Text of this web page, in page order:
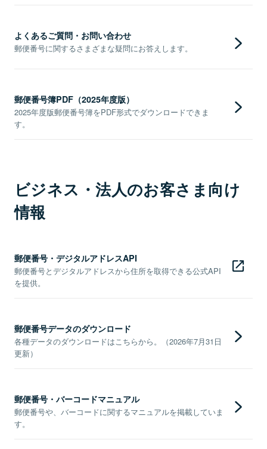
よくあるご質問・お問い合わせ
郵便番号に関するさまざまな疑問にお答えします。
郵便番号簿PDF（2025年度版）
2025年度版郵便番号簿をPDF形式でダウンロードできま
す。
ビジネス・法人のお客さま向け
情報
郵便番号・デジタルアドレスAPI
郵便番号とデジタルアドレスから住所を取得できる公式API
を提供。
郵便番号データのダウンロード
各種データのダウンロードはこちらから。（2026年7月31日
更新）
郵便番号・バーコードマニュアル
郵便番号や、バーコードに関するマニュアルを掲載していま
す。